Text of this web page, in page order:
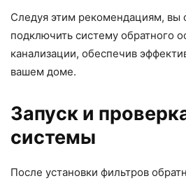
Следуя этим рекомендациям, вы
подключить систему обратного
канализации, обеспечив
вашем доме.
Запуск и
системы
После установки фильтров